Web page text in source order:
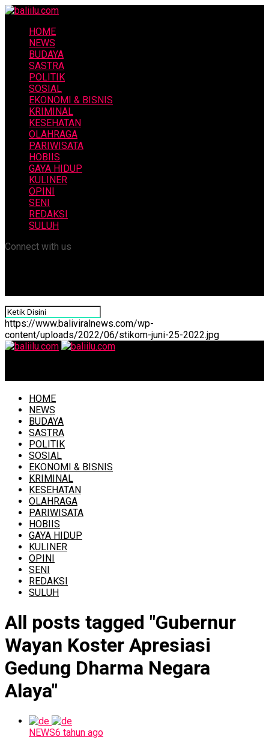
HOME
NEWS
BUDAYA
SASTRA
POLITIK
SOSIAL
EKONOMI & BISNIS
KRIMINAL
KESEHATAN
OLAHRAGA
PARIWISATA
HOBIIS
GAYA HIDUP
KULINER
OPINI
SENI
REDAKSI
SULUH
Connect with us
https://www.baliviralnews.com/wp-
content/uploads/2022/06/stikom-juni-25-2022.jpg
HOME
NEWS
BUDAYA
SASTRA
POLITIK
SOSIAL
EKONOMI & BISNIS
KRIMINAL
KESEHATAN
OLAHRAGA
PARIWISATA
HOBIIS
GAYA HIDUP
KULINER
OPINI
SENI
REDAKSI
SULUH
All posts tagged "Gubernur
Wayan Koster Apresiasi
Gedung Dharma Negara
Alaya"
NEWS6 tahun ago